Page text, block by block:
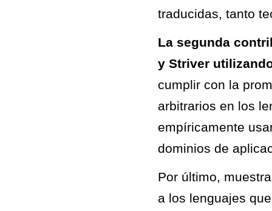
traducidas, tanto
La segunda
y Striver
cumplir con la
arbitrarios en los
empíricamente
dominios de
Por último,
a los lenguajes